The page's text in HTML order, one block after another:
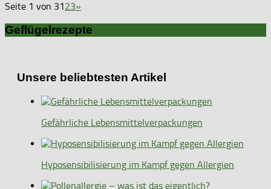
Seite 1 von 3123»
Geflügelrezepte
Unsere beliebtesten Artikel
Gefährliche Lebensmittelverpackungen
Hyposensibilisierung im Kampf gegen Allergien